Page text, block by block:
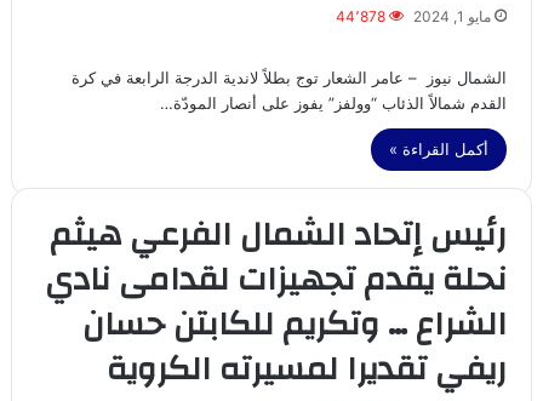
مايو 1, 2024 44٬878
الشمال نيوز – عامر الشعار توج بطلاً لاندية الدرجة الرابعة في كرة
القدم شمالاً الذئاب “وولفز” يفوز على أنصار المودّة…
أكمل القراءة »
رئيس إتحاد الشمال الفرعي هيثم
نحلة يقدم تجهيزات لقدامى نادي
الشراع … وتكريم للكابتن حسان
ريفي تقديرا لمسيرته الكروية